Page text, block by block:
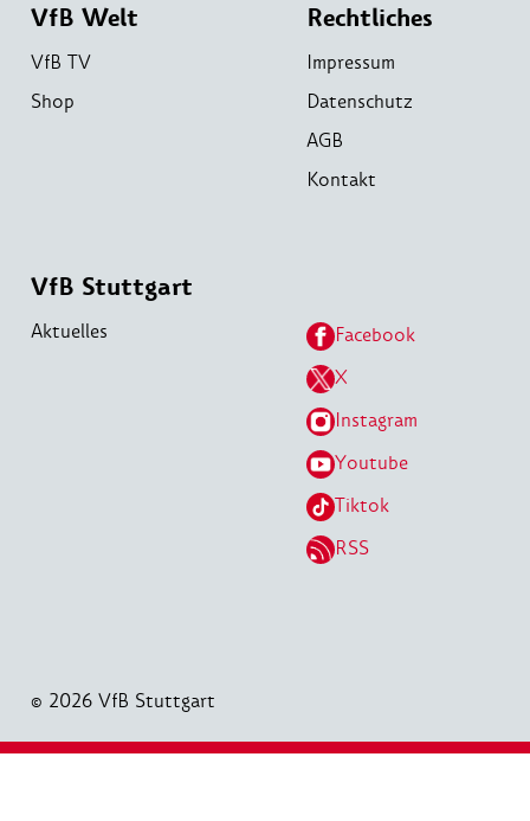
VfB Welt
VfB TV
Shop
Rechtliches
Impressum
Datenschutz
AGB
Kontakt
VfB Stuttgart
Aktuelles
Facebook
X
Instagram
Youtube
Tiktok
RSS
© 2026 VfB Stuttgart